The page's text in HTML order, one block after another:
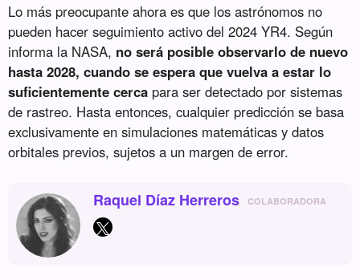
Lo más preocupante ahora es que los astrónomos no
pueden hacer seguimiento activo del 2024 YR4. Según
informa la NASA, no será posible observarlo de nuevo
hasta 2028, cuando se espera que vuelva a estar lo
suficientemente cerca para ser detectado por sistemas
de rastreo. Hasta entonces, cualquier predicción se basa
exclusivamente en simulaciones matemáticas y datos
orbitales previos, sujetos a un margen de error.
Raquel Díaz Herreros COLABORADORA